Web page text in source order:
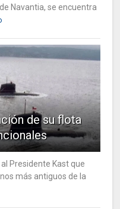
Navantia, se encuentra
de su flota
Presidente Kast que
más antiguos de la